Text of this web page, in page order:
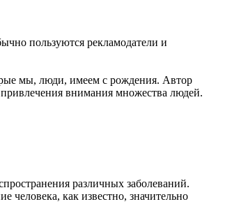
пользуются рекламодатели и
мы, люди, имеем с рождения. Автор
внимания множества людей.
различных заболеваний.
человека, как известно, значительно